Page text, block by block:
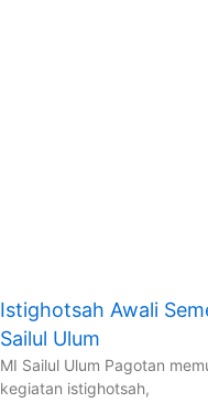
Istighotsah Awali
Sailul Ulum
MI Sailul Ulum Pagotan
kegiatan istighotsah,